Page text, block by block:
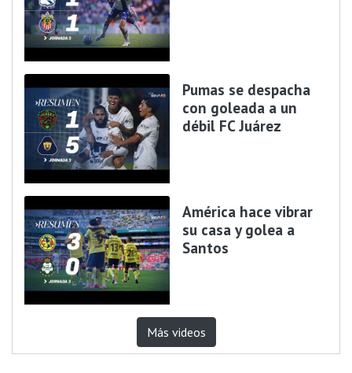
Pumas se despacha
con goleada a un
débil FC Juárez
América hace vibrar
su casa y golea a
Santos
Más videos